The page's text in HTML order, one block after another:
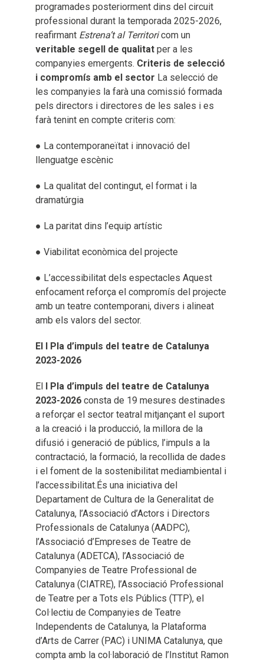
programades posteriorment dins del circuit
professional durant la temporada 2025-2026,
reafirmant Estrena’t al Territoricom un
veritable segell de qualitat per a les
companyies emergents. Criteris de selecció
i compromís amb el sector La selecció de
les companyies la farà una comissió formada
pels directors i directores de les sales i es
farà tenint en compte criteris com:
● La contemporaneïtat i innovació del
llenguatge escènic
● La qualitat del contingut, el format i la
dramatúrgia
● La paritat dins l’equip artístic
● Viabilitat econòmica del projecte
● L’accessibilitat dels espectacles Aquest
enfocament reforça el compromís del projecte
amb un teatre contemporani, divers i alineat
amb els valors del sector.
El I Pla d’impuls del teatre de Catalunya
2023-2026
El I Pla d’impuls del teatre de Catalunya
2023-2026 consta de 19 mesures destinades
a reforçar el sector teatral mitjançant el suport
a la creació i la producció, la millora de la
difusió i generació de públics, l’impuls a la
contractació, la formació, la recollida de dades
i el foment de la sostenibilitat mediambiental i
l’accessibilitat.És una iniciativa del
Departament de Cultura de la Generalitat de
Catalunya, l’Associació d’Actors i Directors
Professionals de Catalunya (AADPC),
l’Associació d’Empreses de Teatre de
Catalunya (ADETCA), l’Associació de
Companyies de Teatre Professional de
Catalunya (CIATRE), l’Associació Professional
de Teatre per a Tots els Públics (TTP), el
Col·lectiu de Companyies de Teatre
Independents de Catalunya, la Plataforma
d’Arts de Carrer (PAC) i UNIMA Catalunya, que
compta amb la col·laboració de l’Institut Ramon